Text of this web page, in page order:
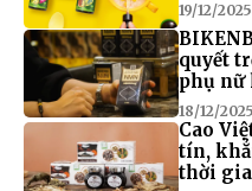
19/12/2025
quyết
phụ nữ
18/12/2025
Cao
tín,
thời